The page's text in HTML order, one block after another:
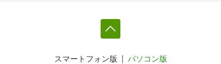
スマートフォン版 パソコン版